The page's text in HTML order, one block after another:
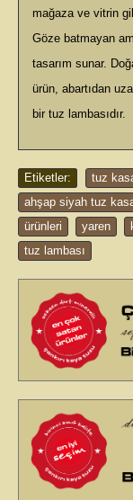
mağaza ve vitrin
Göze batmayan
tasarım sunar.
ürün, abartıdan
bir tuz lambasıdır.
Etiketler: tuz
ahşap siyah tuz
ürünleri
yaren
tuz lambası